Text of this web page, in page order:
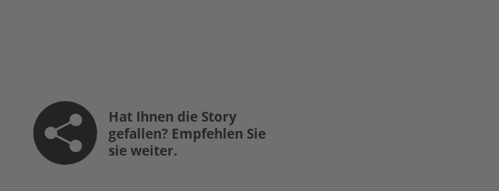
Hat Ihnen die Story
gefallen? Empfehlen Sie
sie weiter.